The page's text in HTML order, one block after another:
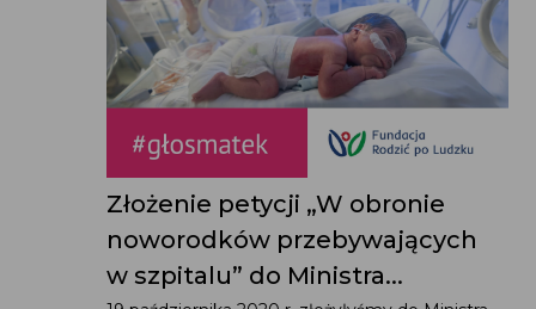
Złożenie petycji „W obronie
noworodków przebywających
w szpitalu” do Ministra...